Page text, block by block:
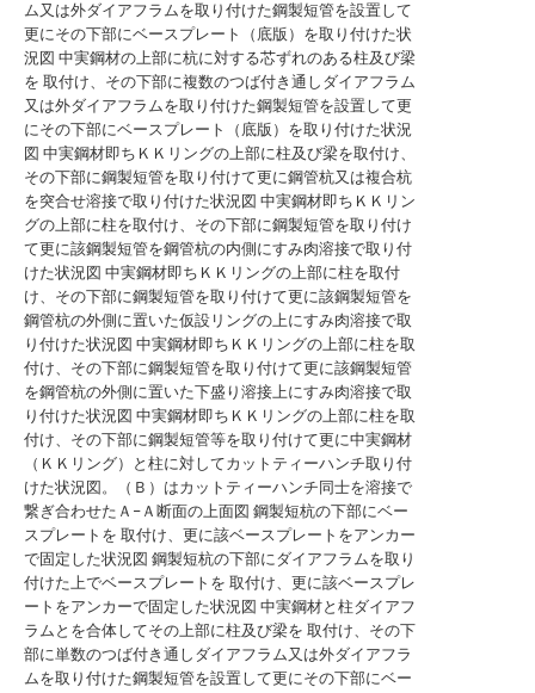
ム又は外ダイアフラムを取り付けた鋼製短管を設置して
更にその下部にベースプレート（底版）を取り付けた状
況図 中実鋼材の上部に杭に対する芯ずれのある柱及び梁
を 取付け、その下部に複数のつば付き通しダイアフラム
又は外ダイアフラムを取り付けた鋼製短管を設置して更
にその下部にベースプレート（底版）を取り付けた状況
図 中実鋼材即ちＫＫリングの上部に柱及び梁を取付け、
その下部に鋼製短管を取り付けて更に鋼管杭又は複合杭
を突合せ溶接で取り付けた状況図 中実鋼材即ちＫＫリン
グの上部に柱を取付け、その下部に鋼製短管を取り付け
て更に該鋼製短管を鋼管杭の内側にすみ肉溶接で取り付
けた状況図 中実鋼材即ちＫＫリングの上部に柱を取付
け、その下部に鋼製短管を取り付けて更に該鋼製短管を
鋼管杭の外側に置いた仮設リングの上にすみ肉溶接で取
り付けた状況図 中実鋼材即ちＫＫリングの上部に柱を取
付け、その下部に鋼製短管を取り付けて更に該鋼製短管
を鋼管杭の外側に置いた下盛り溶接上にすみ肉溶接で取
り付けた状況図 中実鋼材即ちＫＫリングの上部に柱を取
付け、その下部に鋼製短管等を取り付けて更に中実鋼材
（ＫＫリング）と柱に対してカットティーハンチ取り付
けた状況図。（Ｂ）はカットティーハンチ同士を溶接で
繋ぎ合わせたＡ−Ａ断面の上面図 鋼製短杭の下部にベー
スプレートを 取付け、更に該ベースプレートをアンカー
で固定した状況図 鋼製短杭の下部にダイアフラムを取り
付けた上でベースプレートを 取付け、更に該ベースプレ
ートをアンカーで固定した状況図 中実鋼材と柱ダイアフ
ラムとを合体してその上部に柱及び梁を 取付け、その下
部に単数のつば付き通しダイアフラム又は外ダイアフラ
ムを取り付けた鋼製短管を設置して更にその下部にベー